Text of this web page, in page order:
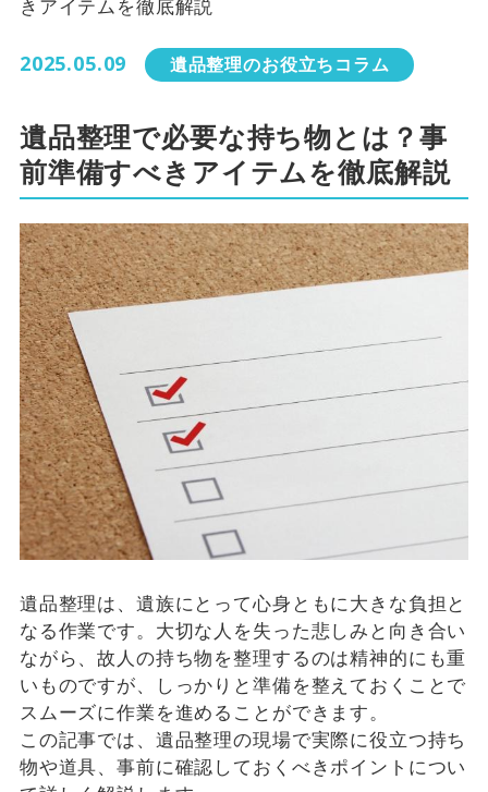
きアイテムを徹底解説
2025.05.09 遺品整理のお役立ちコラム
遺品整理で必要な持ち物とは？事
前準備すべきアイテムを徹底解説
遺品整理は、遺族にとって心身ともに大きな負担と
なる作業です。大切な人を失った悲しみと向き合い
ながら、故人の持ち物を整理するのは精神的にも重
いものですが、しっかりと準備を整えておくことで
スムーズに作業を進めることができます。
この記事では、遺品整理の現場で実際に役立つ持ち
物や道具、事前に確認しておくべきポイントについ